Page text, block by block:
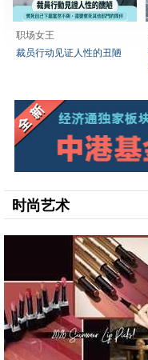
职场女王
裁员行动见证人性的丑陋
时尚艺术